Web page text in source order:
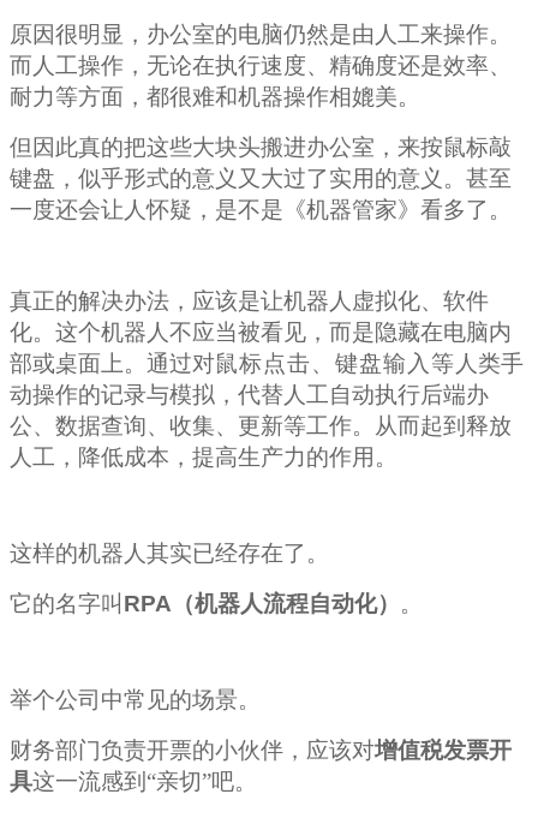
原因很明显，办公室的电脑仍然是由人工来操作。
而人工操作，无论在执行速度、精确度还是效率、
耐力等方面，都很难和机器操作相媲美。
但因此真的把这些大块头搬进办公室，来按鼠标敲
键盘，似乎形式的意义又大过了实用的意义。甚至
一度还会让人怀疑，是不是《机器管家》看多了。
真正的解决办法，应该是让机器人虚拟化、软件
化。这个机器人不应当被看见，而是隐藏在电脑内
部或桌面上。通过对鼠标点击、键盘输入等 人类手
动操作的记录与模拟，代替人工自动执行后端办
公、数据查询、收集、更新等工作。从而起到释放
人工，降低成本，提高生产力的作用。
这样的机器人其实已经存在了。
它的名字叫 RPA （机器人流程自动化） 。
举个公司中常见的场景。
财务部门负责开票的小伙伴，应该对增值税发票开
具这一流感到“亲切”吧。